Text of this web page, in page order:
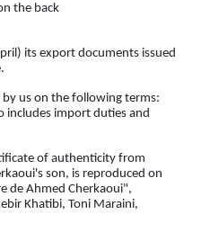
the back
its export documents issued
us on the following terms:
includes import duties and
of authenticity from
son, is reproduced on
de Ahmed Cherkaoui",
Khatibi, Toni Maraini,